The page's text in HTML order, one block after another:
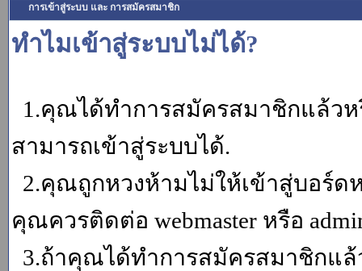
การเข้าสู่ระบบ และ การสมัครสมาชิก
ทำไมเข้าสู่ระบบไม่ได้?
1.คุณได้ทำการสมัครสมาชิกแล้ว
สามารถเข้าสู่ระบบได้.
2.คุณถูกหวงห้ามไม่ให้เข้าสู่บอร์ด
คุณควรติดต่อ webmaster หรือ
3.ถ้าคุณได้ทำการสมัครสมาชิกแ